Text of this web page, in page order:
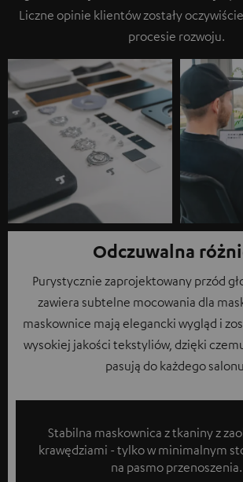
Liczne opinie klientów zostały
procesie rozwoju.
Odczuwalna
Purystycznie zaprojektowany przód
zawiera subtelne mocowania dla
maskownice mają elegancki wygląd i
wysokiej jakości tekstyliów, dzięki
pasują do każdego
Stabilna maskownica z tkaniny z
krawędziami - tylko w minimalnym
na pasmo przenoszenia.